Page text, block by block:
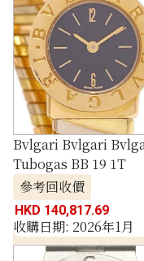
Bvlgari Bvlgari
Tubogas BB 19 1T
參考回收價
HKD 140,817.69
收購日期: 2026年1月